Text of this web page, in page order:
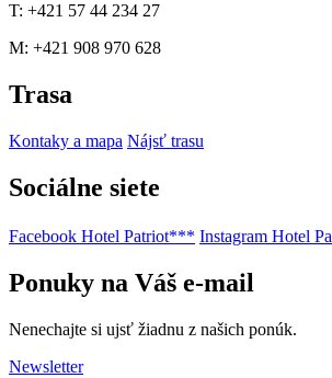
T: +421 57 44 234 27
M: +421 908 970 628
Trasa
Kontaky a mapa Nájsť trasu
Sociálne siete
Facebook Hotel Patriot*** Instagram Hotel
Ponuky na Váš e-mail
Nenechajte si ujsť žiadnu z našich ponúk.
Newsletter